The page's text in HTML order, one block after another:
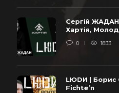
Сергій
Хартія,
0 1833
LЮDИ | Борис
Fichte’n